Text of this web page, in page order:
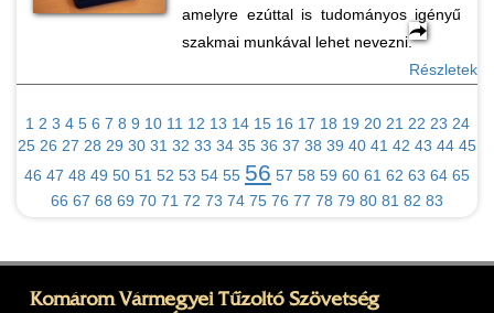
amelyre ezúttal is tudományos igényű
szakmai munkával lehet nevezni.
Részletek
1 2 3 4 5 6 7 8 9 10 11 12 13 14 15 16 17 18 19 20 21 22 23 24
25 26 27 28 29 30 31 32 33 34 35 36 37 38 39 40 41 42 43 44 45
46 47 48 49 50 51 52 53 54 55 56 57 58 59 60 61 62 63 64 65
66 67 68 69 70 71 72 73 74 75 76 77 78 79 80 81 82 83
Komárom Vármegyei Tűzoltó Szövetség